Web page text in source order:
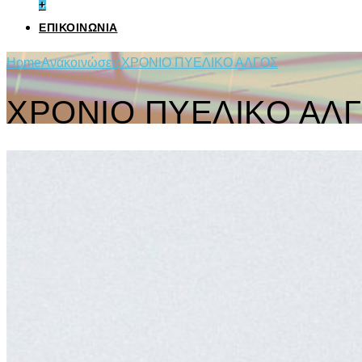
+
ΕΠΙΚΟΙΝΩΝΙΑ
HomeΑνακοινώσειςΧΡΟΝΙΟ ΠΥΕΛΙΚΟ ΑΛΓΟΣ
ΧΡΟΝΙΟ ΠΥΕΛΙΚΟ